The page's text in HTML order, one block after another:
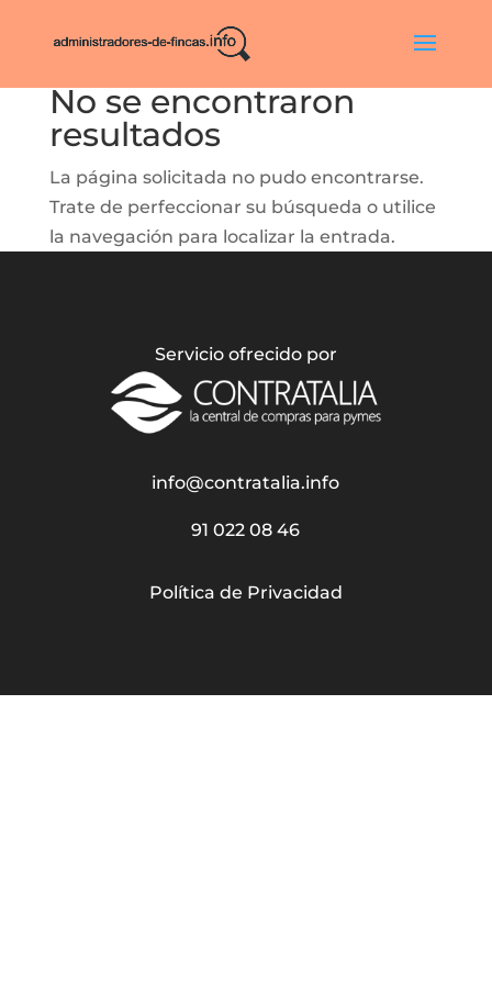
No se encontraron
resultados
La página solicitada no pudo encontrarse.
Trate de perfeccionar su búsqueda o utilice
la navegación para localizar la entrada.
Servicio ofrecido por
info@contratalia.info
91 022 08 46
Política de Privacidad